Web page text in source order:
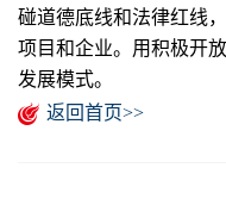
碰道德底线和法律红线
项目和企业。用积极开
发展模式。
返回首页>>